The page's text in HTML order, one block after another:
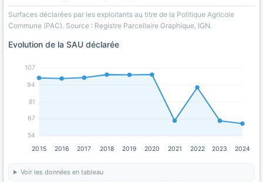
Surfaces déclarées par les exploitants au titre de la Politique Agricole
Commune (PAC). Source : Registre Parcellaire Graphique, IGN.
Evolution de la SAU déclarée
54
67
81
94
107
2015 2016 2017 2018 2019 2020 2021 2022 2023 2024
Voir les données en tableau